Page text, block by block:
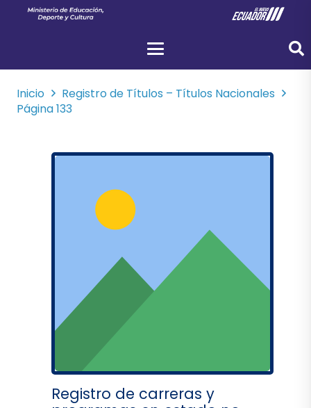
Inicio
Registro de Títulos – Títulos Nacionales
Página 133
Registro de carreras y